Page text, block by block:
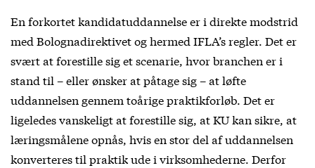
En forkortet kandidatuddannelse er i direkte modstrid
med Bolognadirektivet og hermed IFLA’s regler. Det er
svært at forestille sig et scenarie, hvor branchen er i
stand til – eller ønsker at påtage sig – at løfte
uddannelsen gennem toårige praktikforløb. Det er
ligeledes vanskeligt at forestille sig, at KU kan sikre, at
læringsmålene opnås, hvis en stor del af uddannelsen
konverteres til praktik ude i virksomhederne. Derfor